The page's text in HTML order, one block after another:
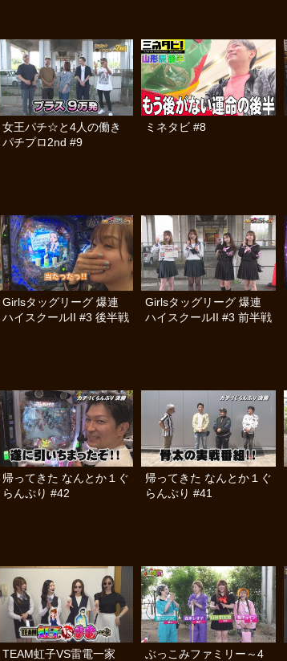
女王パチ☆と4人の働き
パチプロ2nd #9
ミネタビ #8
Girlsタッグリーグ 爆連
ハイスクールII #3 後半戦
Girlsタッグリーグ 爆連
ハイスクールII #3 前半戦
帰ってきた なんとか１ぐ
らんぷり #42
帰ってきた なんとか１ぐ
らんぷり #41
TEAM虹子VS雷電一家
ぶっこみファミリー～4